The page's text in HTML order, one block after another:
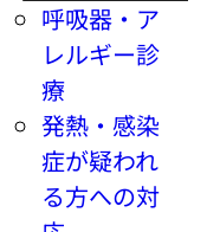
呼吸器・ア
レルギー診
療
発熱・感染
症が疑われ
る方への対